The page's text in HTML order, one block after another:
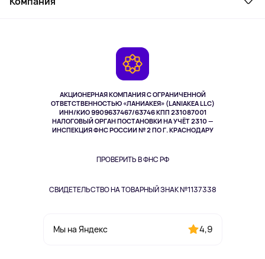
АКЦИОНЕРНАЯ КОМПАНИЯ С ОГРАНИЧЕННОЙ
ОТВЕТСТВЕННОСТЬЮ «ЛАНИАКЕЯ» (LANIAKEA LLC)
ИНН/КИО 9909637467/63746 КПП 231087001
НАЛОГОВЫЙ ОРГАН ПОСТАНОВКИ НА УЧЁТ 2310 —
ИНСПЕКЦИЯ ФНС РОССИИ № 2 ПО Г. КРАСНОДАРУ
ПРОВЕРИТЬ В ФНС РФ
СВИДЕТЕЛЬСТВО НА ТОВАРНЫЙ ЗНАК №1137338
Мы на Яндекс 4,9
Здоровье питомцев
Одежда и аксессуары